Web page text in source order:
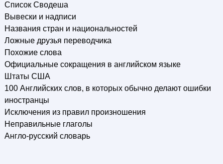
Список Сводеша
Вывески и надписи
Названия стран и национальностей
Ложные друзья переводчика
Похожие слова
Официальные сокращения в английском языке
Штаты США
100 Английских слов, в которых обычно делают ошибки
иностранцы
Исключения из правил произношения
Неправильные глаголы
Англо-русский словарь